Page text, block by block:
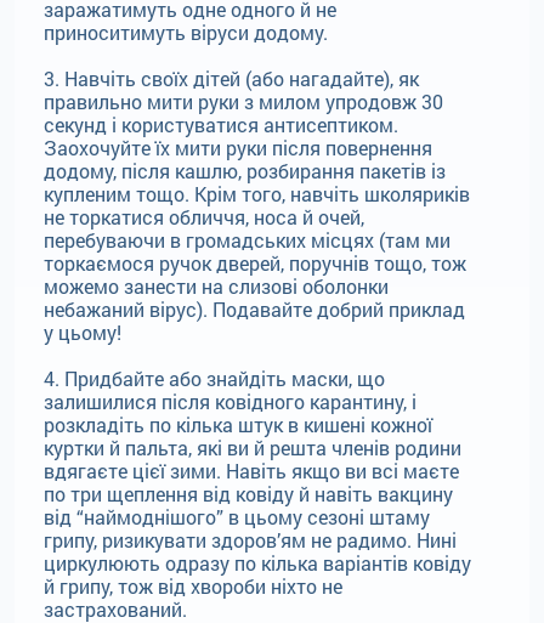
заражатимуть одне одного й не
приноситимуть віруси додому.
3. Навчіть своїх дітей (або нагадайте), як
правильно мити руки з милом упродовж 30
секунд і користуватися антисептиком.
Заохочуйте їх мити руки після повернення
додому, після кашлю, розбирання пакетів із
купленим тощо. Крім того, навчіть школяриків
не торкатися обличчя, носа й очей,
перебуваючи в громадських місцях (там ми
торкаємося ручок дверей, поручнів тощо, тож
можемо занести на слизові оболонки
небажаний вірус). Подавайте добрий приклад
у цьому!
4. Придбайте або знайдіть маски, що
залишилися після ковідного карантину, і
розкладіть по кілька штук в кишені кожної
куртки й пальта, які ви й решта членів родини
вдягаєте цієї зими. Навіть якщо ви всі маєте
по три щеплення від ковіду й навіть вакцину
від “наймоднішого” в цьому сезоні штаму
грипу, ризикувати здоров’ям не радимо. Нині
циркулюють одразу по кілька варіантів ковіду
й грипу, тож від хвороби ніхто не
застрахований.